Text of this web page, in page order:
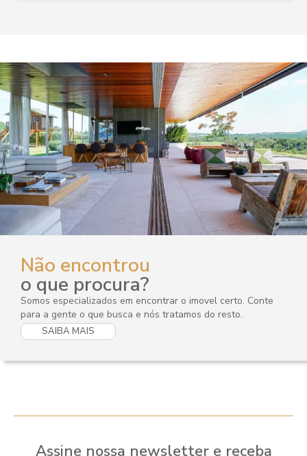
Não encontrou
o que procura?
Somos especializados em encontrar o imovel certo. Conte
para a gente o que busca e nós tratamos do resto.
SAIBA MAIS
Assine nossa newsletter e receba